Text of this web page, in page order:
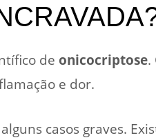
de onicocriptose.
e dor.
casos graves.